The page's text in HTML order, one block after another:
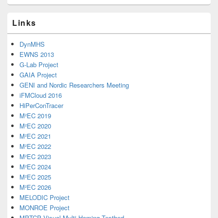
Links
DynMHS
EWNS 2013
G-Lab Project
GAIA Project
GENI and Nordic Researchers Meeting
iFMCloud 2016
HiPerConTracer
M²EC 2019
M²EC 2020
M²EC 2021
M²EC 2022
M²EC 2023
M²EC 2024
M²EC 2025
M²EC 2026
MELODIC Project
MONROE Project